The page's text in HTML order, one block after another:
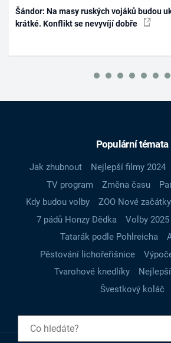
Šándor: Na masy ruských vojáků budou
krátké. Konflikt se nevyvíjí dobře
Populární témata
Jak zhubnout Nejlepší filmy 2024
TV program
Změna času
Kdy budou volby
ZOO Nové začátky
7 pádů Honzy Dědka
Volby 2025
Tatarák podle Pohlreicha
Pěstování lichořeřišnice
Tvarohové knedlíky
Švestkový koláč